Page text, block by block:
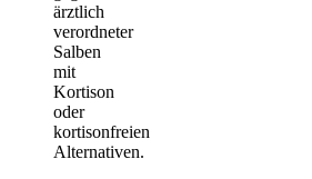
ärztlich
verordneter
Salben
mit
Kortison
oder
kortisonfreien
Alternativen.